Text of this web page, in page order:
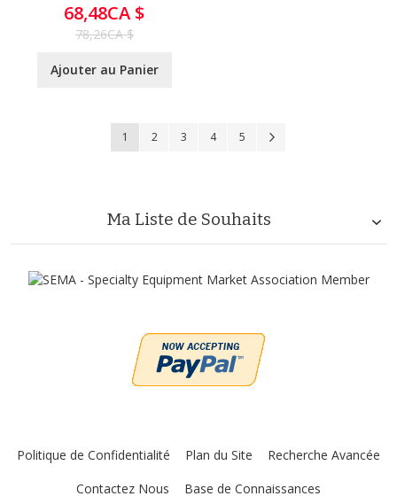
68,48CA $
78,26CA $
Ajouter au Panier
Page
Vous lisez actuellement la page
1 Page
2 Page
3 Page
4 Page
5
Ma Liste de Souhaits
Politique de Confidentialité Plan du Site
Recherche Avancée
Contactez Nous
Base de Connaissances